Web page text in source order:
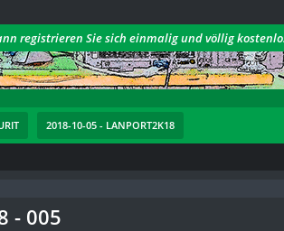
registrieren Sie sich einmalig und völlig
2018-10-05 - LANPORT2K18
- 005